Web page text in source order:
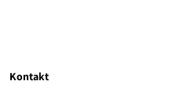
Kontakt